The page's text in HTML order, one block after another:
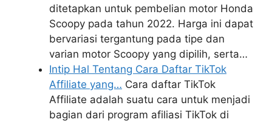
ditetapkan untuk pembelian motor Honda
Scoopy pada tahun 2022. Harga ini dapat
bervariasi tergantung pada tipe dan
varian motor Scoopy yang dipilih, serta…
Intip Hal Tentang Cara Daftar TikTok
Affiliate yang… Cara daftar TikTok
Affiliate adalah suatu cara untuk menjadi
bagian dari program afiliasi TikTok di